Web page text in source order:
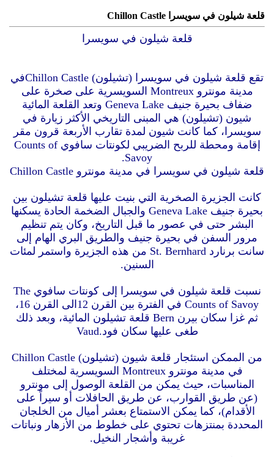
قلعة شيلون في سويسرا Chillon Castle
قلعة شيلون في سويسرا
تقع قلعة شيلون في سويسرا (تشيلون) Chillon Castleفي
مدينة مونترو Montreux السويسرية على صخرة على
ضفاف بحيرة جنيف Geneva Lake وتعد القلعة المائية
شيون (تشيلون) هي المبنى التاريخي الأكثر زيارة في
سويسرا، كما كانت شيون لمدة تقارب الأربعة قرون مقر
إقامة ومحطة للربح الضريبي لكونتات سافوي Counts of
Savoy.
قلعة شيلون في سويسرا في مدينة مونترو Chillon Castle
كانت الجزيرة الصخرية التي بنيت عليها قلعة تشيلون بين
بحيرة جنيف Geneva Lake والجبال الضخمة الحادة يسكنها
البشر حتى في عصور ما قبل التاريخ، وكان يتم تنظيم
مرور السفن في بحيرة جنيف والطريق البري الهام إلى
سانت برنارد St. Bernhard من هذه الجزيرة واستمر لمئات
السنين.
نسبت قلعة شيلون في سويسرا إلى كونتات سافوي The
Counts of Savoy في الفترة بين القرن 12الى القرن 16،
ثم غزا سكان بيرن Bern قلعة تشيلون المائية، وبعد ذلك
طغى عليها سكان فود.Vaud
من الممكن استئجار قلعة شيون (تشيلون) Chillon Castle
في مدينة مونترو Montreux السويسرية لمختلف
المناسبات، حيث يمكن من القلعة الوصول إلى مونترو
(عن طريق القوارب، عن طريق الحافلات أو سيراً على
الأقدام)، كما يمكن الاستمتاع بعشر أميال من الخلجان
المحددة بمنتزهات تحتوي على خطوط من الأزهار ونباتات
غريبة وأشجار النخيل.